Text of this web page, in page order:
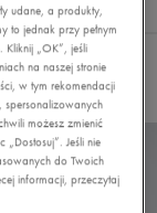
Wyczyść filtry
udane, a produkty,
to jednak przy pełnym
„OK”, jeśli
na naszej stronie
w tym rekomendacji
możesz zmienić
Jeśli nie
do Twoich
informacji, przeczytaj